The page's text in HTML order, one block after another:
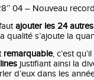
04 – Nouveau
ajouter les 24
qualité s’ajoute la
remarquable, c’est
justifiant ainsi la
d’eux dans les